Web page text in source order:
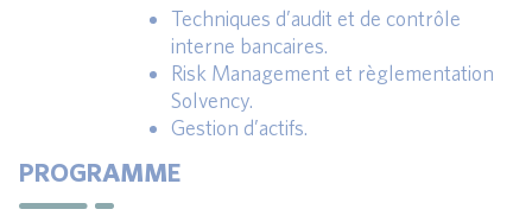
Techniques d’audit et de contrôle
interne bancaires.
Risk Management et règlementation
Solvency.
Gestion d’actifs.
PROGRAMME